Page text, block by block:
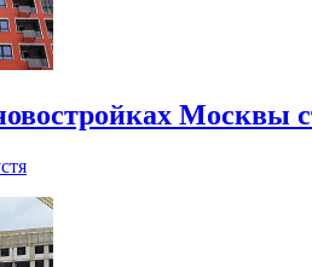
Москвы